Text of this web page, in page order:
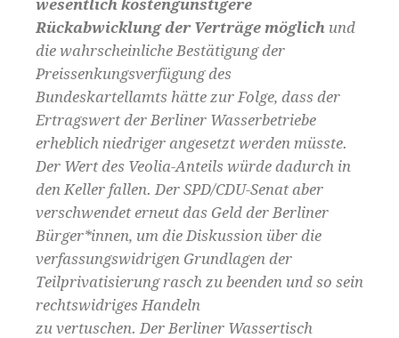
wesentlich kostengünstigere
Rückabwicklung der Verträge möglich und
die wahrscheinliche Bestätigung der
Preissenkungsverfügung des
Bundeskartellamts hätte zur Folge, dass der
Ertragswert der Berliner Wasserbetriebe
erheblich niedriger angesetzt werden müsste.
Der Wert des Veolia-Anteils würde dadurch in
den Keller fallen. Der SPD/CDU-Senat aber
verschwendet erneut das Geld der Berliner
Bürger*innen, um die Diskussion über die
verfassungswidrigen Grundlagen der
Teilprivatisierung rasch zu beenden und so sein
rechtswidriges Handeln
zu vertuschen. Der Berliner Wassertisch